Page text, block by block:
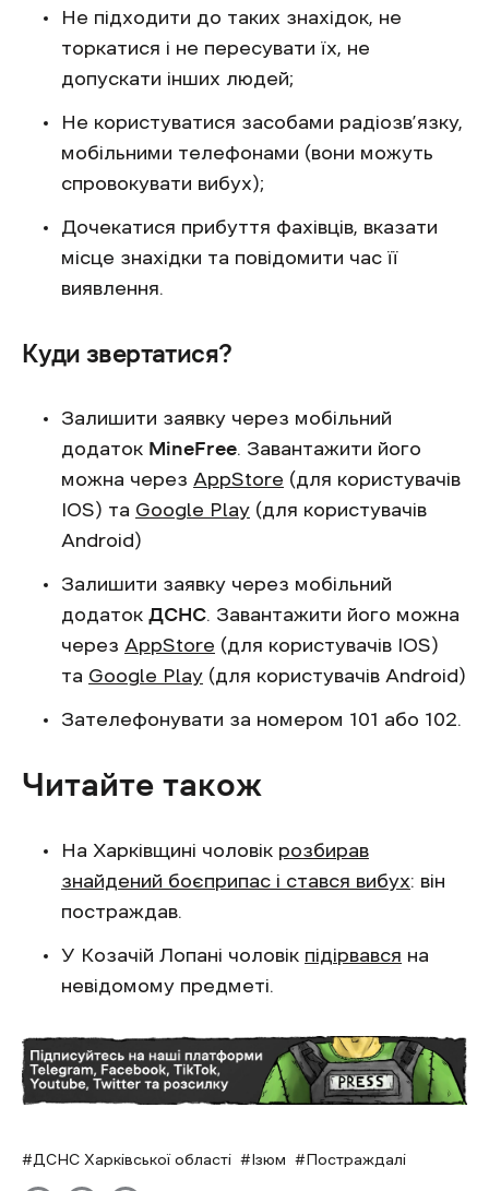
Не підходити до таких знахідок, не
торкатися і не пересувати їх, не
допускати інших людей;
Не користуватися засобами радіозв’язку,
мобільними телефонами (вони можуть
спровокувати вибух);
Дочекатися прибуття фахівців, вказати
місце знахідки та повідомити час її
виявлення.
Куди звертатися?
Залишити заявку через мобільний
додаток MineFree. Завантажити його
можна через AppStore (для користувачів
IOS) та Google Play (для користувачів
Android)
Залишити заявку через мобільний
додаток ДСНС. Завантажити його можна
через AppStore (для користувачів IOS)
та Google Play (для користувачів Android)
Зателефонувати за номером 101 або 102.
Читайте також
На Харківщині чоловік розбирав
знайдений боєприпас і стався вибух: він
постраждав.
У Козачій Лопані чоловік підірвався на
невідомому предметі.
ДСНС Харківської області Ізюм Постраждалі